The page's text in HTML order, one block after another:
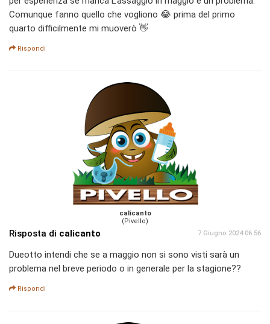
Comunque fanno quello che vogliono 😂 prima del primo
quarto difficilmente mi muoverò 👋
Rispondi
calicanto
(Pivello)
Risposta di calicanto 7 Giugno 2024 06:56
Dueotto intendi che se a maggio non si sono visti sarà un
problema nel breve periodo o in generale per la stagione??
Rispondi